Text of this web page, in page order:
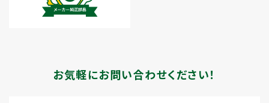
お気軽にお問い合わせください！